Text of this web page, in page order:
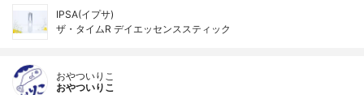
IPSA(イプサ)
ザ・タイムR デイエッセンススティック
おやついりこ
おやついりこ